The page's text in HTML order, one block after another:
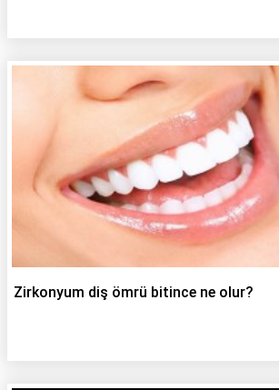
Zirkonyum diş ömrü bitince ne olur?